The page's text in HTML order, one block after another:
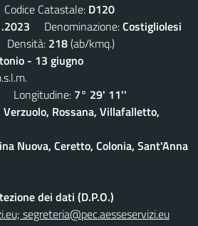
Catastale: D120
Denominazione:Costigliolesi
218(ab/kmq.)
- 13 giugno
Longitudine: 7° 29' 11''
Verzuolo, Rossana, Villafalletto,
Nuova, Ceretto, Colonia, Sant'Anna
dei dati (D.P.O.)
segreteria@pec.aesseservizi.eu